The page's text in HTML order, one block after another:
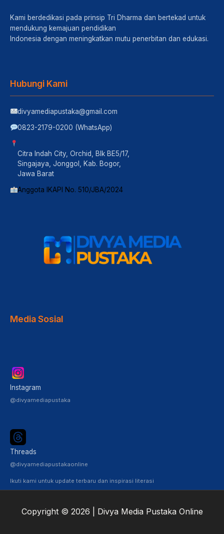
Kami berdedikasi pada prinsip Tri Dharma dan bertekad untuk
mendukung kemajuan pendidikan
Indonesia dengan meningkatkan mutu penerbitan dan edukasi.
Hubungi Kami
divyamediapustaka@gmail.com
0823-2179-0200 (WhatsApp)
Citra Indah City, Orchid, Blk BE5/17,
Singajaya, Jonggol, Kab. Bogor,
Jawa Barat
Anggota IKAPI No. 510/JBA/2024
Media Sosial
Instagram
@divyamediapustaka
Threads
@divyamediapustakaonline
Ikuti kami untuk update terbaru dan inspirasi literasi
Copyright © 2026 | Divya Media Pustaka Online